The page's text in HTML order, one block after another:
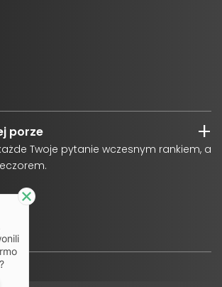
porze
Twoje pytanie wczesnym rankiem, a